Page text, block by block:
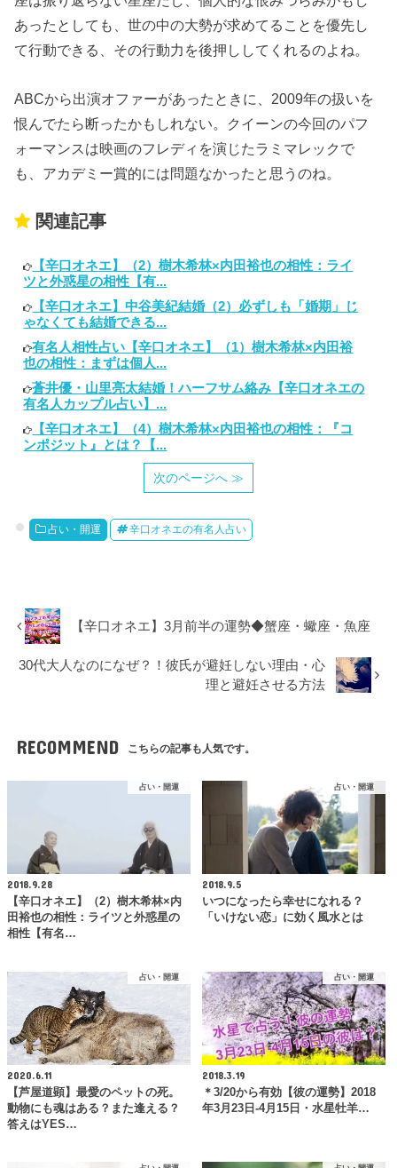
あったとしても、世の中の大勢が求めてることを優先し
て行動できる、その行動力を後押ししてくれるのよね。
ABCから出演オファーがあったときに、2009年の扱いを
恨んでたら断ったかもしれない。クイーンの今回のパフ
ォーマンスは映画のフレディを演じたラミマレックで
も、アカデミー賞的には問題なかったと思うのね。
関連記事
【辛口オネエ】（2）樹木希林×内田裕也の相性：ライ
ツと外惑星の相性【有...
【辛口オネエ】中谷美紀結婚（2）必ずしも「婚期」じ
ゃなくても結婚できる...
有名人相性占い【辛口オネエ】（1）樹木希林×内田裕
也の相性：まずは個人...
蒼井優・山里亮太結婚！ハーフサム絡み【辛口オネエの
有名人カップル占い】...
【辛口オネエ】（4）樹木希林×内田裕也の相性：『コ
ンポジット』とは？【...
次のページへ ≫
占い・開運 辛口オネエの有名人占い
【辛口オネエ】3月前半の運勢◆蟹座・蠍座・魚座
30代大人なのになぜ？！彼氏が避妊しない理由・心
理と避妊させる方法
RECOMMEND こちらの記事も人気です。
占い・開運
2018.9.28
【辛口オネエ】（2）樹木希林×内
田裕也の相性：ライツと外惑星の
相性【有名…
占い・開運
2018.9.5
いつになったら幸せになれる？
「いけない恋」に効く風水とは
占い・開運
2020.6.11
【芦屋道顕】最愛のペットの死。
動物にも魂はある？また逢える？
答えはYES…
占い・開運
2018.3.19
＊3/20から有効【彼の運勢】2018
年3月23日-4月15日・水星牡羊…